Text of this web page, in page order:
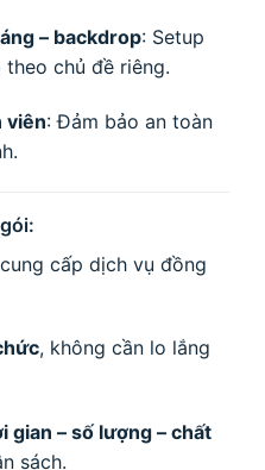
– backdrop: Setup
chủ đề riêng.
viên: Đảm bảo an toàn
cấp dịch vụ đồng
, không cần lo lắng
gian – số lượng – chất
sách.